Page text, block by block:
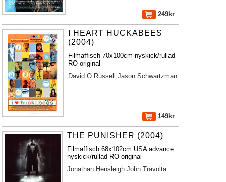
249kr
I HEART HUCKABEES
(2004)
Filmaffisch 70x100cm nyskick/rullad
RO original
David O Russell
Jason Schwartzman
149kr
THE PUNISHER (2004)
Filmaffisch 68x102cm USA advance
nyskick/rullad RO original
Jonathan Hensleigh John Travolta